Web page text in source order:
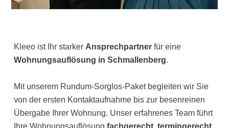
Kleeo ist Ihr starker Ansprechpartner für eine
Wohnungsauflösung in Schmallenberg.
Mit unserem Rundum-Sorglos-Paket begleiten wir Sie
von der ersten Kontaktaufnahme bis zur besenreinen
Übergabe Ihrer Wohnung. Unser erfahrenes Team führt
Ihre Wohnungsauflösungfachgerecht, termingerecht